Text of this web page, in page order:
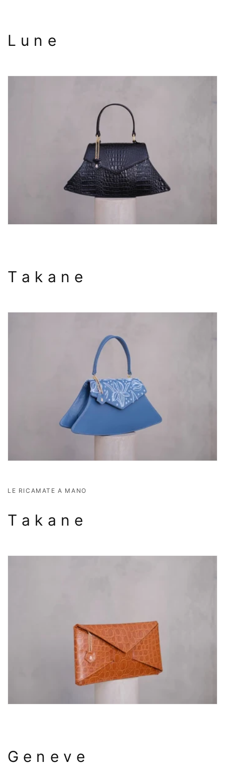
L u n e
T a k a n e
LE RICAMATE A MANO
T a k a n e
G e n e v e